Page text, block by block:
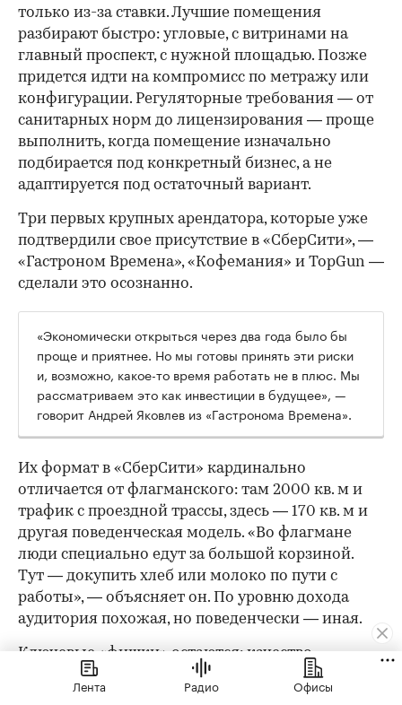
только из-за ставки. Лучшие помещения
разбирают быстро: угловые, с витринами на
главный проспект, с нужной площадью. Позже
придется идти на компромисс по метражу или
конфигурации. Регуляторные требования — от
санитарных норм до лицензирования — проще
выполнить, когда помещение изначально
подбирается под конкретный бизнес, а не
адаптируется под остаточный вариант.
Три первых крупных арендатора, которые уже
подтвердили свое присутствие в «СберСити», —
«Гастроном Времена», «Кофемания» и TopGun —
сделали это осознанно.
«Экономически открыться через два года было бы
проще и приятнее. Но мы готовы принять эти риски
и, возможно, какое-то время работать не в плюс. Мы
рассматриваем это как инвестиции в будущее», —
говорит Андрей Яковлев из «Гастронома Времена».
Их формат в «СберСити» кардинально
отличается от флагманского: там 2000 кв. м и
трафик с проездной трассы, здесь — 170 кв. м и
другая поведенческая модель. «Во флагмане
люди специально едут за большой корзиной.
Тут — докупить хлеб или молоко по пути с
работы», — объясняет он. По уровню дохода
аудитория похожая, но поведенчески — иная.
Ключевые «фишки» остаются: качество
собственного производства, кулинария, готовая
еда и полуфабрикаты — но ассортимент будет
Лента Радио Офисы